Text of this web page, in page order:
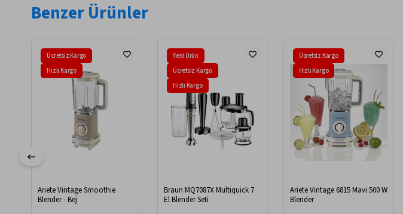
Benzer Ürünler
Ariete Vintage Smoothie
Blender - Bej
Ücretsiz Kargo
Hızlı Kargo
Braun MQ7087X Multiquick 7
El Blender Seti
Yeni Ürün
Ücretsiz Kargo
Hızlı Kargo
Ariete Vintage 6815 Mavi 500 W
Blender
Ücretsiz Kargo
Hızlı Kargo